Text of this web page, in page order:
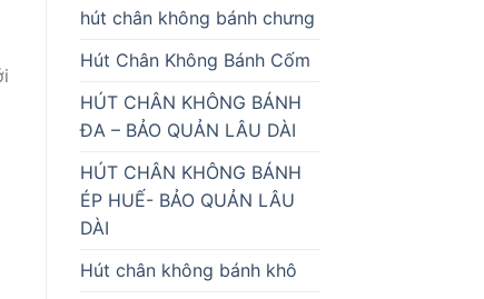
hút chân không bánh chưng
Hút Chân Không Bánh Cốm
HÚT CHÂN KHÔNG BÁNH
ĐA – BẢO QUẢN LÂU DÀI
HÚT CHÂN KHÔNG BÁNH
ÉP HUẾ- BẢO QUẢN LÂU
DÀI
Hút chân không bánh khô